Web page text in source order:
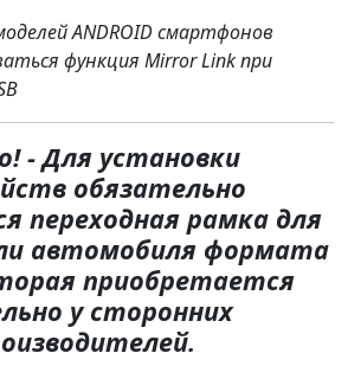
ANDROID смартфонов
функция Mirror Link при
- Для установки
обязательно
переходная рамка для
автомобиля формата
приобретается
у сторонних